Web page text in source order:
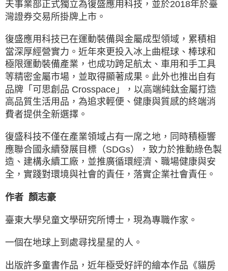
夫事業部正式獨立為復盛應用科技，並於2018年於臺
灣證券交易所掛牌上市。
復盛應用科技已在運動裝備與金屬成型領域，累積相
當深厚經營實力。近年來更投入冰上曲棍球、棒球和
極限運動裝備產業，也成功跨足航太、車用和手工具
等精密金屬市場，並取得顯著成果。此外也推出自有
品牌「可思創品 Crosspace」，以高端純鈦金屬打造
高品質生活用品，為追求輕便、健康與質感的終端消
費者提供全新選擇。
復盛科技不僅在產業領域占有一席之地，同時積極響
應聯合國永續發展目標（SDGs），致力於推動綠色製
造、建構永續工廠，並推廣循環經濟、職場健康與安
全，實踐對環境與社會的責任，落實企業社會責任。
作者 顏志豪
臺東大學兒童文學研究所博士，現為專職作家。
一個在地球上到處尋找星星的人。
出版許多童書作品，近年極受好評的繪本作品《貓房